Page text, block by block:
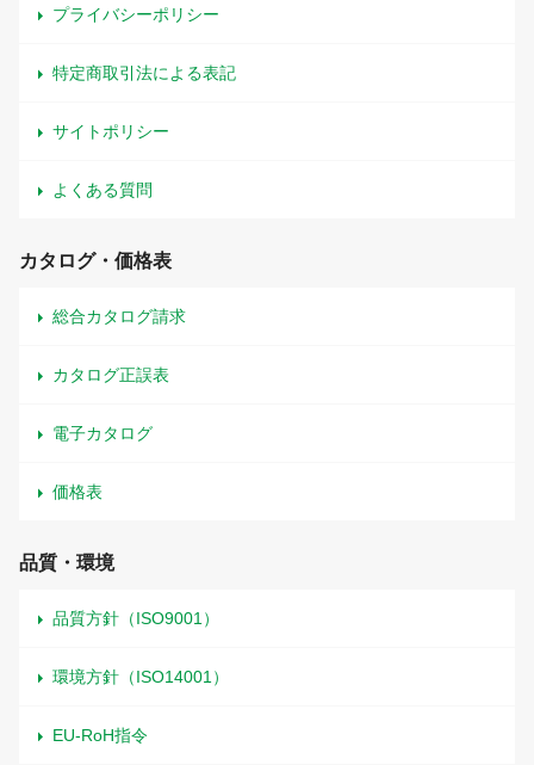
プライバシーポリシー
特定商取引法による表記
サイトポリシー
よくある質問
カタログ・価格表
総合カタログ請求
カタログ正誤表
電子カタログ
価格表
品質・環境
品質方針（ISO9001）
環境方針（ISO14001）
EU-RoH指令